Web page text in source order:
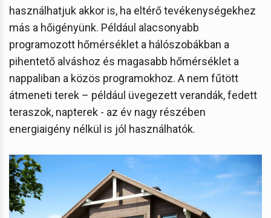
használhatjuk akkor is, ha eltérő tevékenységekhez
más a hőigényünk. Például alacsonyabb
programozott hőmérséklet a hálószobákban a
pihentető alváshoz és magasabb hőmérséklet a
nappaliban a közös programokhoz. A nem fűtött
átmeneti terek – például üvegezett verandák, fedett
teraszok, napterek - az év nagy részében
energiaigény nélkül is jól használhatók.